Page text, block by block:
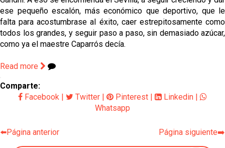
ese pequeño escalón, más económico que deportivo, que le
falta para acostumbrase al éxito, caer estrepitosamente como
todos los grandes, y seguir paso a paso, sin demasiado azúcar,
como ya el maestre Caparrós decía.
Read more
Comparte:
Facebook
Twitter Pinterest Linkedin
Whatsapp
⬅️Página anterior Página siguiente➡️